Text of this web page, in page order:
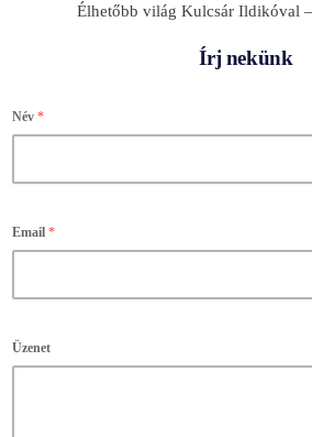
Élhetőbb világ Kulcsár Ildikóval
Írj nekünk
Név *
Email *
Üzenet